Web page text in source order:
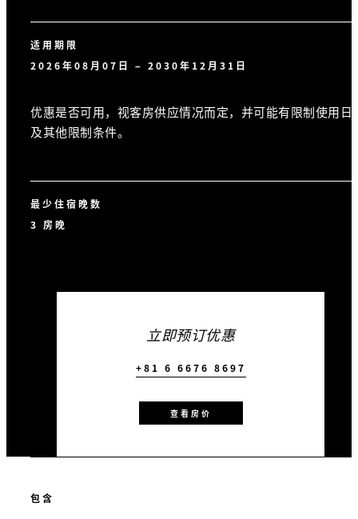
适用期限
2026年08月07日 – 2030年12月31日
优惠是否可用，视客房供应情况而定，并可能有限制使用日
及其他限制条件。
最少住宿晚数
3 房晚
立即预订优惠
+81 6 6676 8697
查看房价
包含